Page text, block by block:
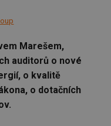
Marešem,
auditorů o nové
o kvalitě
o dotačních